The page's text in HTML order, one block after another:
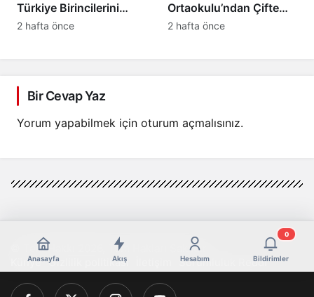
Türkiye Birincilerini
Makamında Ağırladı
2 hafta önce
Ortaokulu’ndan Çifte
Türkiye Birinciliği! YKS
2 hafta önce
Bir Cevap Yaz
Yorum yapabilmek için oturum açmalısınız.
Anasayfa Akış Hesabım Bildirimler
0
© Telif Hakkı 2026, Tüm Hakları Saklıdır
Künye Gizlilik politikası Sorumluluk Reddi